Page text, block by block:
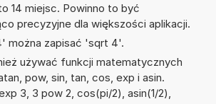
14 miejsc. Powinno to być
precyzyjne dla większości aplikacji.
można zapisać 'sqrt 4'.
używać funkcji matematycznych
pow, sin, tan, cos, exp i asin.
3, 3 pow 2, cos(pi/2), asin(1/2),